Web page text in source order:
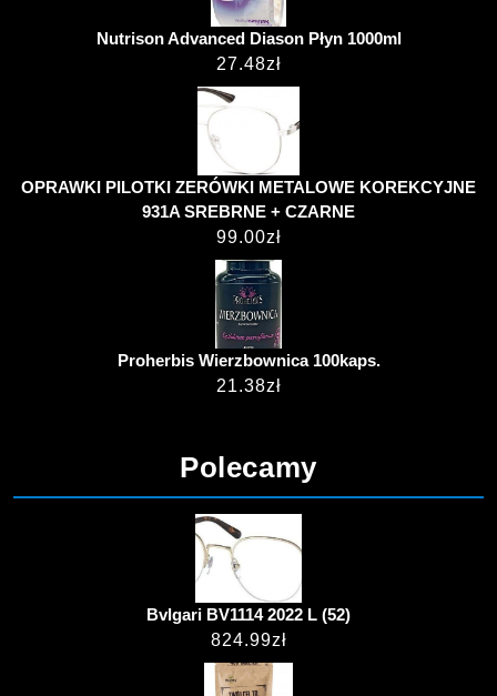
Nutrison Advanced Diason Płyn 1000ml
27.48zł
OPRAWKI PILOTKI ZERÓWKI METALOWE KOREKCYJNE
931A SREBRNE + CZARNE
99.00zł
Proherbis Wierzbownica 100kaps.
21.38zł
Polecamy
Bvlgari BV1114 2022 L (52)
824.99zł